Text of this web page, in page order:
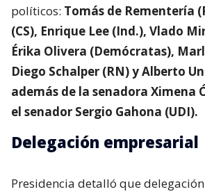
políticos: Tomás de Rementería
(CS), Enrique Lee (Ind.), Vlado
Érika Olivera (Demócratas),
Diego Schalper (RN) y Alberto
además de la senadora Ximena
el senador Sergio Gahona (UDI).
Delegación empresarial
Presidencia detalló que